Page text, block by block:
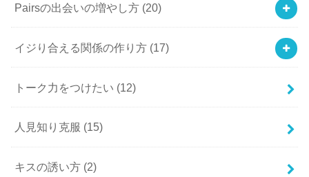
Pairsの出会いの増やし方 (20)
イジり合える関係の作り方 (17)
トーク力をつけたい (12)
人見知り克服 (15)
キスの誘い方 (2)